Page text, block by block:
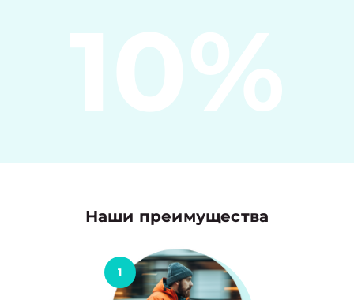
10%
Наши преимущества
1